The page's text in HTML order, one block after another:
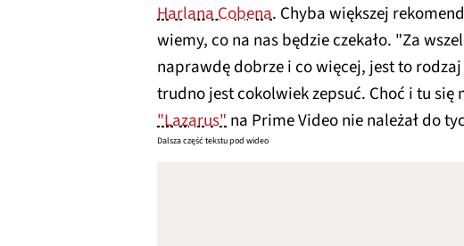
Harlana Cobena. Chyba większej
wiemy, co na nas będzie czekało. "Za
naprawdę dobrze i co więcej, jest to
trudno jest cokolwiek zepsuć. Choć i tu
"Lazarus"na Prime Video nie należał do
Dalsza część tekstu pod wideo